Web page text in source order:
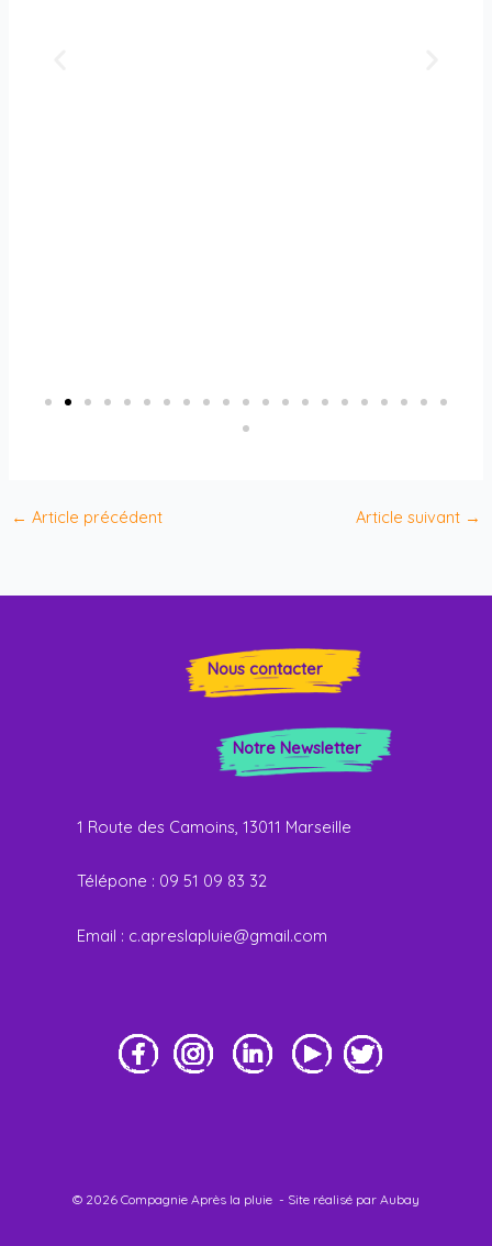
← Article précédent Article suivant →
Nous contacter
Notre Newsletter
1 Route des Camoins, 13011 Marseille
Télépone : 09 51 09 83 32
Email : c.apreslapluie@gmail.com
© 2026 Compagnie Après la pluie - Site réalisé par Aubay